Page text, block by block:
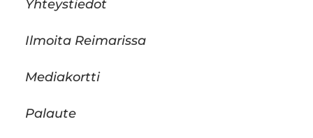
Yhteystiedot
Ilmoita Reimarissa
Mediakortti
Palaute